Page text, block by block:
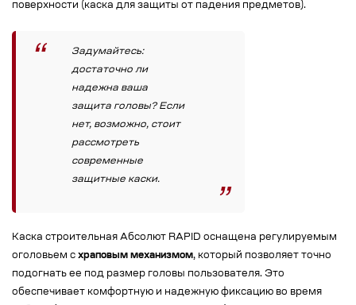
поверхности (каска для защиты от падения предметов).
Задумайтесь:
достаточно ли
надежна ваша
защита головы? Если
нет, возможно, стоит
рассмотреть
современные
защитные каски.
Каска строительная Абсолют RAPID оснащена регулируемым
оголовьем с храповым механизмом, который позволяет точно
подогнать ее под размер головы пользователя. Это
обеспечивает комфортную и надежную фиксацию во время